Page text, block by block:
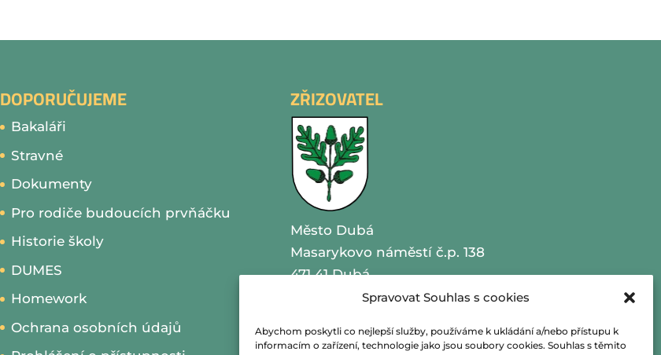
Spravovat Souhlas s cookies
Abychom poskytli co nejlepší služby, používáme k ukládání a/nebo přístupu k
informacím o zařízení, technologie jako jsou soubory cookies. Souhlas s těmito
DOPORUČUJEME
Bakaláři
Stravné
Dokumenty
Pro rodiče budoucích prvňáčku
Historie školy
DUMES
Homework
Ochrana osobních údajů
ZŘIZOVATEL
Město Dubá
Masarykovo náměstí č.p. 138
471 41 Dubá
IČO 00260479
telefon 487 870 201